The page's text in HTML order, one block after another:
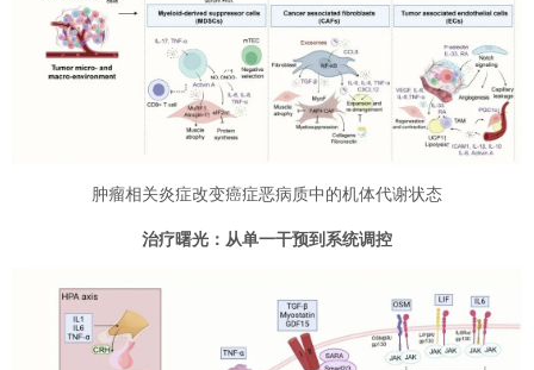
肿瘤相关炎症改变癌症恶病质中的机体代谢状态
治疗曙光：从单一干预到系统调控